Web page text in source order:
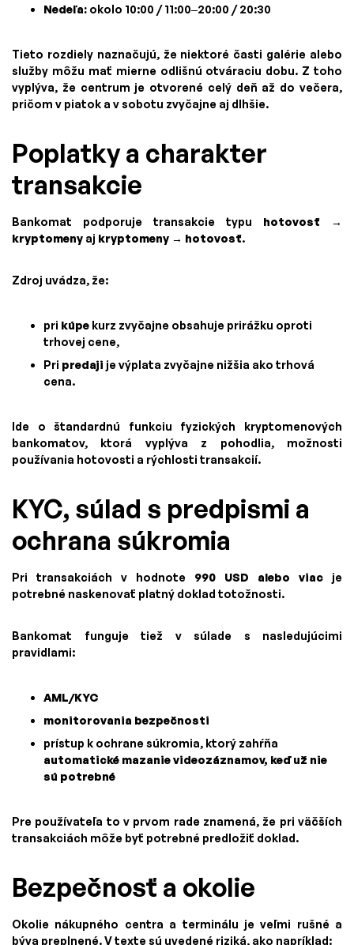
Nedeľa: okolo 10:00 / 11:00–20:00 / 20:30
Tieto rozdiely naznačujú, že niektoré časti galérie alebo
služby môžu mať mierne odlišnú otváraciu dobu. Z toho
vyplýva, že centrum je otvorené celý deň až do večera,
pričom v piatok a v sobotu zvyčajne aj dlhšie.
Poplatky a charakter
transakcie
Bankomat podporuje transakcie typu hotovosť →
kryptomeny aj kryptomeny → hotovosť.
Zdroj uvádza, že:
pri kúpe kurz zvyčajne obsahuje prirážku oproti
trhovej cene,
Pri predaji je výplata zvyčajne nižšia ako trhová
cena.
Ide o štandardnú funkciu fyzických kryptomenových
bankomatov, ktorá vyplýva z pohodlia, možnosti
používania hotovosti a rýchlosti transakcií.
KYC, súlad s predpismi a
ochrana súkromia
Pri transakciách v hodnote 990 USD alebo viac je
potrebné naskenovať platný doklad totožnosti.
Bankomat funguje tiež v súlade s nasledujúcimi
pravidlami:
AML/KYC
monitorovania bezpečnosti
prístup k ochrane súkromia, ktorý zahŕňa
automatické mazanie videozáznamov, keď už nie
sú potrebné
Pre používateľa to v prvom rade znamená, že pri väčších
transakciách môže byť potrebné predložiť doklad.
Bezpečnosť a okolie
Okolie nákupného centra a terminálu je veľmi rušné a
býva preplnené. V texte sú uvedené riziká, ako napríklad: